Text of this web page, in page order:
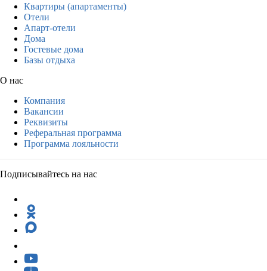
Квартиры (апартаменты)
Отели
Апарт-отели
Дома
Гостевые дома
Базы отдыха
О нас
Компания
Вакансии
Реквизиты
Реферальная программа
Программа лояльности
Подписывайтесь на нас